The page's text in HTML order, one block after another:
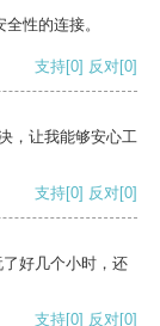
性的连接。
支持[0] 反对[0]
，让我能够安心工
支持[0] 反对[0]
好几个小时，还
支持[0] 反对[0]